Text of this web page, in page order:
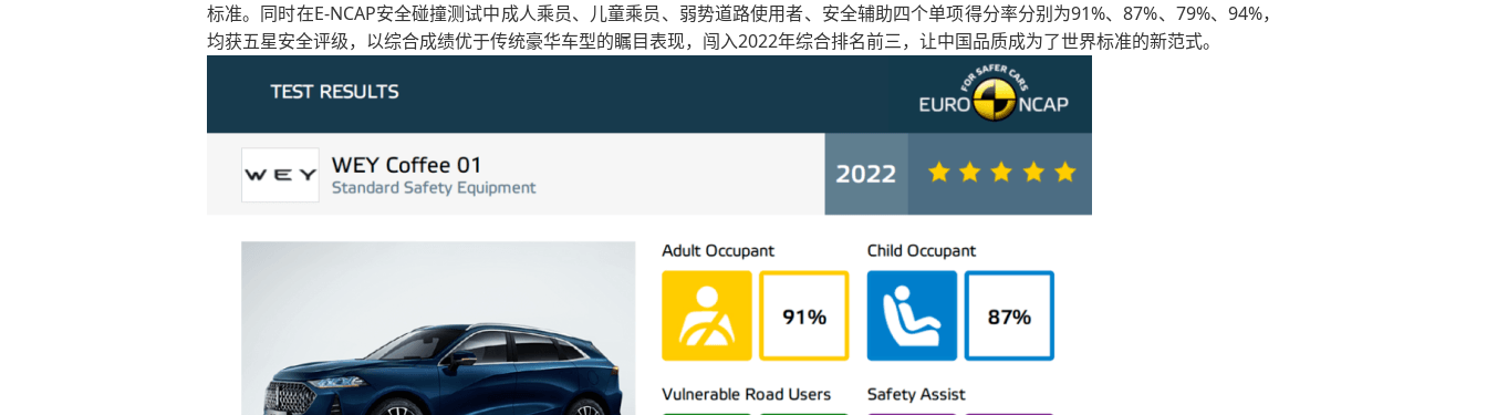
标准。同时在E-NCAP安全碰撞测试中成人乘员、儿童乘员、弱势道路使用者、安全辅助四个单项得分率分别为91%、87%、79%、94%，
均获五星安全评级，以综合成绩优于传统豪华车型的瞩目表现，闯入2022年综合排名前三，让中国品质成为了世界标准的新范式。